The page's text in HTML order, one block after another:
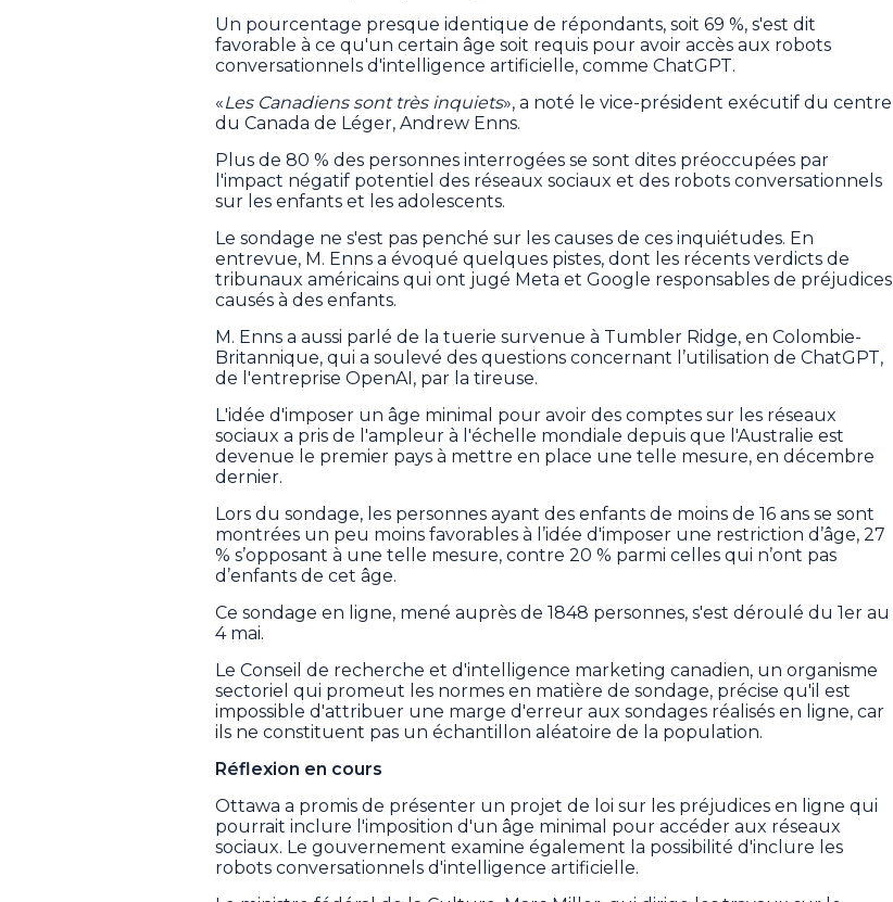
Un pourcentage presque identique de répondants, soit 69 %, s'est dit
favorable à ce qu'un certain âge soit requis pour avoir accès aux robots
conversationnels d'intelligence artificielle, comme ChatGPT.
«Les Canadiens sont très inquiets», a noté le vice-président exécutif du centre
du Canada de Léger, Andrew Enns.
Plus de 80 % des personnes interrogées se sont dites préoccupées par
l'impact négatif potentiel des réseaux sociaux et des robots conversationnels
sur les enfants et les adolescents.
Le sondage ne s'est pas penché sur les causes de ces inquiétudes. En
entrevue, M. Enns a évoqué quelques pistes, dont les récents verdicts de
tribunaux américains qui ont jugé Meta et Google responsables de préjudices
causés à des enfants.
M. Enns a aussi parlé de la tuerie survenue à Tumbler Ridge, en Colombie-
Britannique, qui a soulevé des questions concernant l’utilisation de ChatGPT,
de l'entreprise OpenAI, par la tireuse.
L'idée d'imposer un âge minimal pour avoir des comptes sur les réseaux
sociaux a pris de l'ampleur à l'échelle mondiale depuis que l'Australie est
devenue le premier pays à mettre en place une telle mesure, en décembre
dernier.
Lors du sondage, les personnes ayant des enfants de moins de 16 ans se sont
montrées un peu moins favorables à l’idée d'imposer une restriction d’âge, 27
% s’opposant à une telle mesure, contre 20 % parmi celles qui n’ont pas
d’enfants de cet âge.
Ce sondage en ligne, mené auprès de 1848 personnes, s'est déroulé du 1er au
4 mai.
Le Conseil de recherche et d'intelligence marketing canadien, un organisme
sectoriel qui promeut les normes en matière de sondage, précise qu'il est
impossible d'attribuer une marge d'erreur aux sondages réalisés en ligne, car
ils ne constituent pas un échantillon aléatoire de la population.
Réflexion en cours
Ottawa a promis de présenter un projet de loi sur les préjudices en ligne qui
pourrait inclure l'imposition d'un âge minimal pour accéder aux réseaux
sociaux. Le gouvernement examine également la possibilité d'inclure les
robots conversationnels d'intelligence artificielle.